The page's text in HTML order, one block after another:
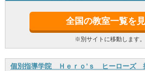
全国の教室一覧を
※別サイトに移動します。
個別指導学院 Ｈｅｒｏ’ｓ ヒーローズ